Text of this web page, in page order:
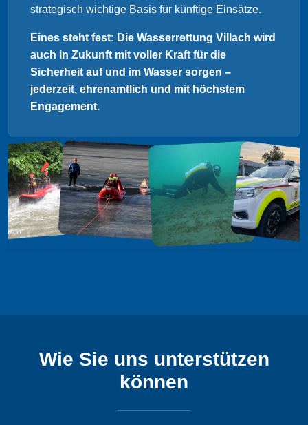
strategisch wichtige Basis für künftige Einsätze.
Eines steht fest: Die Wasserrettung Villach wird
auch in Zukunft mit voller Kraft für die
Sicherheit auf und im Wasser sorgen –
jederzeit, ehrenamtlich und mit höchstem
Engagement.
Wie Sie uns unterstützen
können